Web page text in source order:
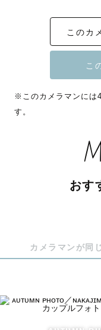
面倒見の良さで自
「ほんわかして安心
「人見知りの子がす
そんな嬉しい声をた
特別な日も、なんで
1991年生まれの34歳
数多くのご家族を撮
このカ
※このカメラマンには
す。
おす
カメラマンが同